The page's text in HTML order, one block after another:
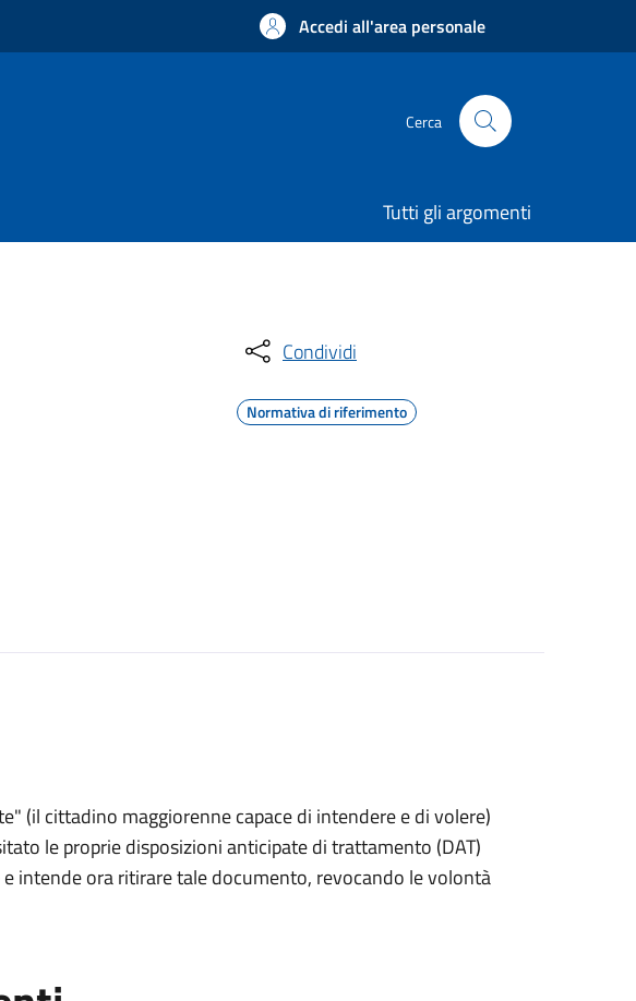
Accedi all'area personale
Cerca
Tutti gli argomenti
Condividi
Normativa di riferimento
(il cittadino maggiorenne capace di intendere e di volere)
le proprie disposizioni anticipate di trattamento (DAT)
intende ora ritirare tale documento, revocando le volontà